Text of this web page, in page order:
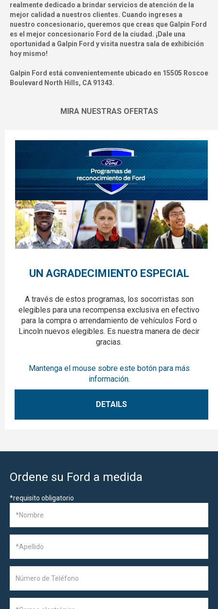
realmente dedicado a brindar servicios de atención de la
mejor calidad a nuestros clientes. Cuando ingreses a
nuestro concesionario, queremos que creas que Galpin Ford
es el mejor concesionario Ford de la ciudad. ¡Dale una
oportunidad a Galpin Ford y visita nuestra sala de exhibición
hoy mismo!
Galpin Ford está convenientemente ubicado en 15505 Roscoe
Boulevard North Hills, CA 91343.
MIRA NUESTRAS OFERTAS
UN AGRADECIMIENTO ESPECIAL
A través de estos programas, los socorristas son
elegibles para una recompensa exclusiva en efectivo
para la compra o arrendamiento de vehículos Ford o
Lincoln nuevos elegibles. Es nuestra manera de decir
gracias.
Mantenga el mouse sobre este botón para más
información.
DETAILS
Ordene su Ford a medida
*requisito obligatorio